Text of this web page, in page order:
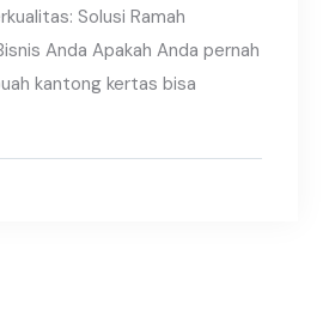
Solusi Ramah
Anda Apakah Anda pernah
kantong kertas bisa